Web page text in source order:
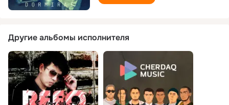
Другие альбомы исполнителя